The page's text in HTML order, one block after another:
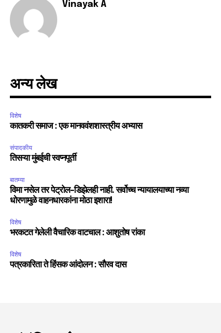
Vinayak A
अन्य लेख
विशेष
कातकरी समाज : एक मानववंशशास्त्रीय अभ्यास
संपादकीय
तिसऱ्या मुंबईची स्वप्नपूर्ती
बातम्या
विमा नसेल तर पेट्रोल-डिझेलही नाही. सर्वोच्च न्यायालयाच्या नव्या
धोरणामुळे वाहनधारकांना मोठा इशारा!
विशेष
भरकटत गेलेली वैचारिक वाटचाल : आशुतोष रांका
विशेष
पत्रकारिता ते हिंसक आंदोलन : सौरव दास